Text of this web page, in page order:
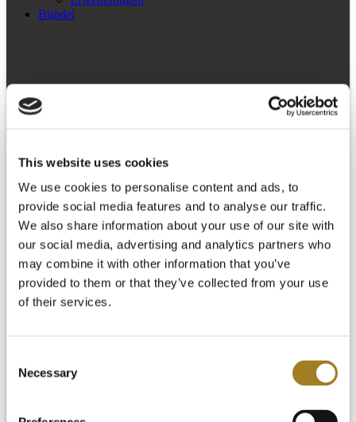
This website uses cookies
We use cookies to personalise content and ads, to
provide social media features and to analyse our traffic.
We also share information about your use of our site with
our social media, advertising and analytics partners who
may combine it with other information that you’ve
provided to them or that they’ve collected from your use
of their services.
Selection
Necessary
Bündel